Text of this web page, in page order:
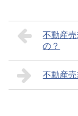
不動産
の？
不動産